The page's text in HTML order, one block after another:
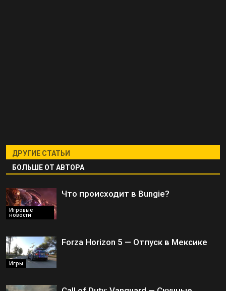
ДРУГИЕ СТАТЬИ
БОЛЬШЕ ОТ АВТОРА
Игровые
новости
Что происходит в Bungie?
Игры
Forza Horizon 5 — Отпуск в Мексике